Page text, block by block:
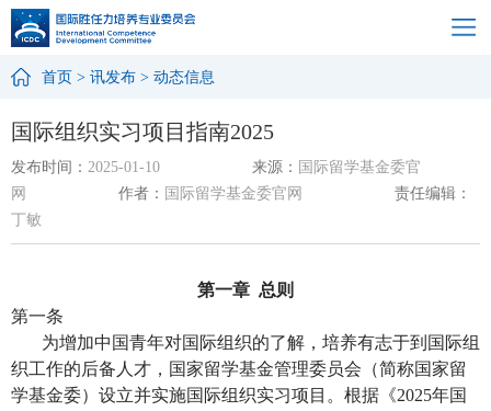
首页 > 讯发布 > 动态信息
国际组织实习项目指南2025
发布时间： 2025-01-10 来源： 国际留学基金委官
网
作者： 国际留学基金委官网
责任编辑：
丁敏
第一章 总则
第一条
为增加中国青年对国际组织的了解，培养有志于到国际组
织工作的后备人才，国家留学基金管理委员会（简称国家留
学基金委）设立并实施国际组织实习项目。根据《2025年国